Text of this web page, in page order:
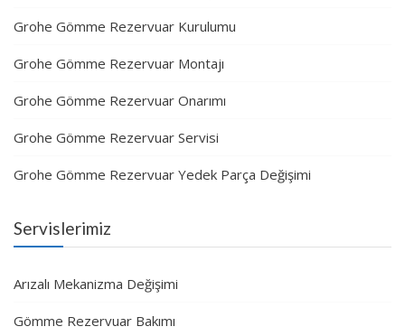
Grohe Gömme Rezervuar Kurulumu
Grohe Gömme Rezervuar Montajı
Grohe Gömme Rezervuar Onarımı
Grohe Gömme Rezervuar Servisi
Grohe Gömme Rezervuar Yedek Parça Değişimi
Servislerimiz
Arızalı Mekanizma Değişimi
Gömme Rezervuar Bakımı